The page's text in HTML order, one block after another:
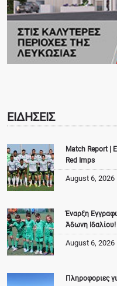
ΕΙΔΗΣΕΙΣ
Match Report |
Red Imps
August 6, 2026
Έναρξη
Άδωνη Ιδαλίου!
August 6, 2026
Πληροφοριες